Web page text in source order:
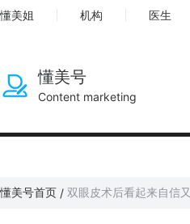
懂美姐 机构 医生
懂美号
Content marketing
懂美号首页 / 双眼皮术后看起来自信